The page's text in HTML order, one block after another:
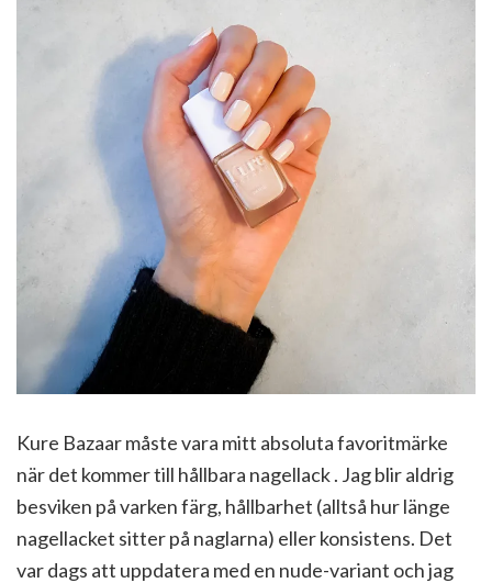
Kure Bazaar måste vara mitt absoluta favoritmärke
när det kommer till hållbara nagellack . Jag blir aldrig
besviken på varken färg, hållbarhet (alltså hur länge
nagellacket sitter på naglarna) eller konsistens. Det
var dags att uppdatera med en nude-variant och jag